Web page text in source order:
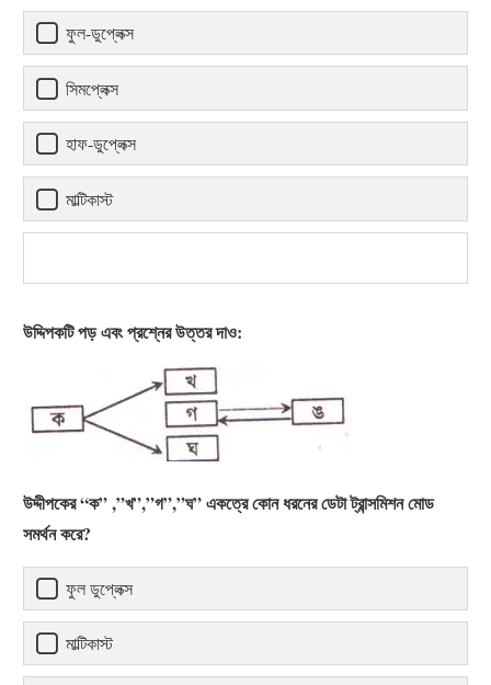
ফুল-ডুপ্লেক্স
সিমপ্লেক্স
হাফ-ডুপ্লেক্স
মাল্টিকাস্ট
উদ্দিপকটি পড় এবং প্রশ্নের উত্তর দাও:
উদ্দীপকের “ক” ,”খ”,”গ”,”ঘ” একত্রে কোন ধরনের ডেটা ট্রান্সমিশন মোড
সমর্থন করে?
ফুল ডুপ্লেক্স
মাল্টিকাস্ট